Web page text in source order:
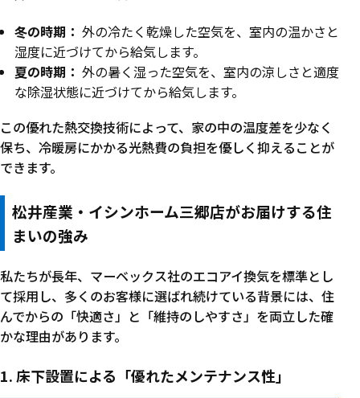
冬の時期： 外の冷たく乾燥した空気を、室内の温かさと
湿度に近づけてから給気します。
夏の時期： 外の暑く湿った空気を、室内の涼しさと適度
な除湿状態に近づけてから給気します。
この優れた熱交換技術によって、家の中の温度差を少なく
保ち、冷暖房にかかる光熱費の負担を優しく抑えることが
できます。
松井産業・イシンホーム三郷店がお届けする住
まいの強み
私たちが長年、マーベックス社のエコアイ換気を標準とし
て採用し、多くのお客様に選ばれ続けている背景には、住
んでからの「快適さ」と「維持のしやすさ」を両立した確
かな理由があります。
1. 床下設置による「優れたメンテナンス性」